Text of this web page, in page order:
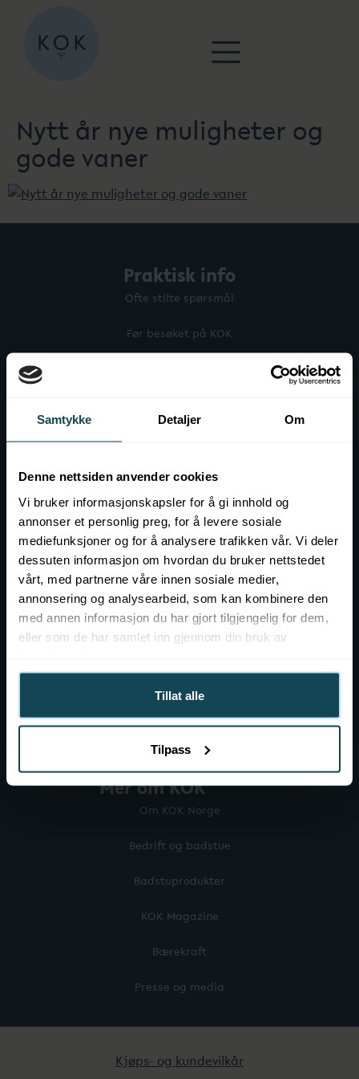
Samtykke Detaljer Om
Denne nettsiden anvender cookies
Vi bruker informasjonskapsler for å gi innhold og
annonser et personlig preg, for å levere sosiale
mediefunksjoner og for å analysere trafikken vår. Vi deler
dessuten informasjon om hvordan du bruker nettstedet
vårt, med partnerne våre innen sosiale medier,
annonsering og analysearbeid, som kan kombinere den
med annen informasjon du har gjort tilgjengelig for dem,
eller som de har samlet inn gjennom din bruk av
Tillat alle
Tilpass
Nytt år nye muligheter og
gode vaner
Praktisk info
Ofte stilte spørsmål
Før besøket på KOK
Ledig stilling
Mer om KOK
Om KOK Norge
Bedrift og badstue
Badstuprodukter
KOK Magazine
Bærekraft
Presse og media
Kjøps- og kundevilkår